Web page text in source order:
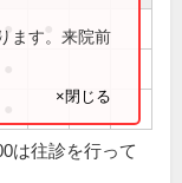
●ます。来院前
×閉じる
は往診を行って